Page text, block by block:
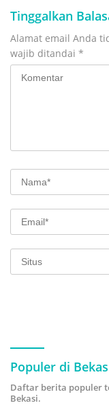
Tinggalkan
Alamat email Anda
wajib ditandai *
Populer di
Daftar berita populer
Bekasi.